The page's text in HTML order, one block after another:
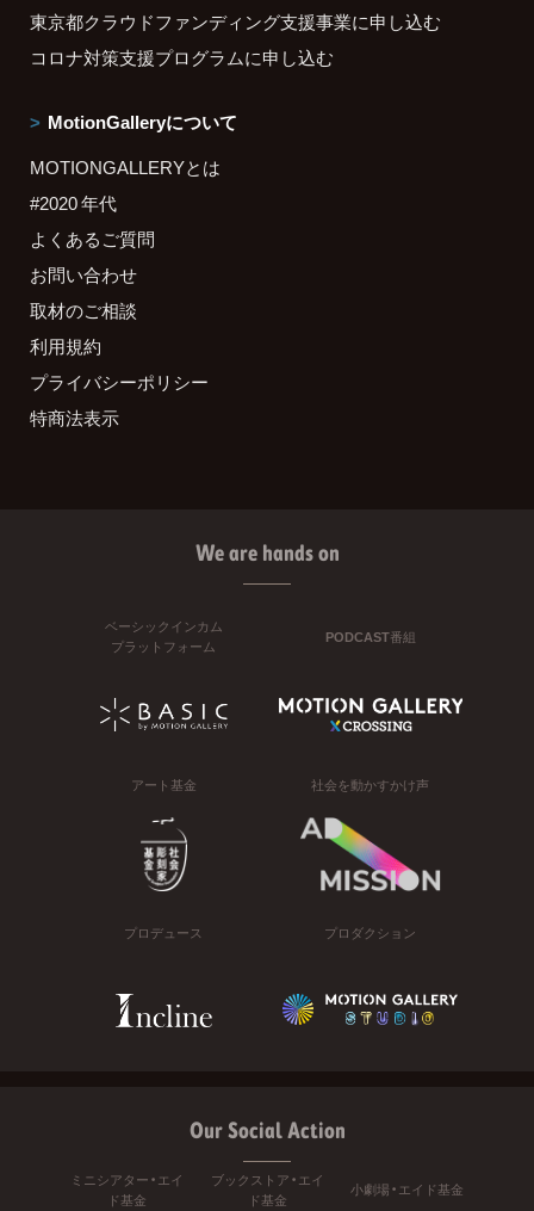
東京都クラウドファンディング支援事業に申し込む
コロナ対策支援プログラムに申し込む
MotionGalleryについて
MOTIONGALLERYとは
#2020 年代
よくあるご質問
お問い合わせ
取材のご相談
利用規約
プライバシーポリシー
特商法表示
We are hands on
ベーシックインカム
プラットフォーム
PODCAST番組
アート基金 社会を動かすかけ声
プロデュース プロダクション
Our Social Action
ミニシアター・エイ
ド基金
ブックストア・エイ
ド基金
小劇場・エイド基金